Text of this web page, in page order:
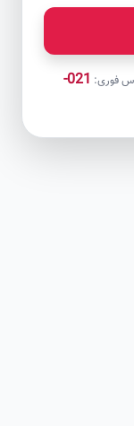
021-